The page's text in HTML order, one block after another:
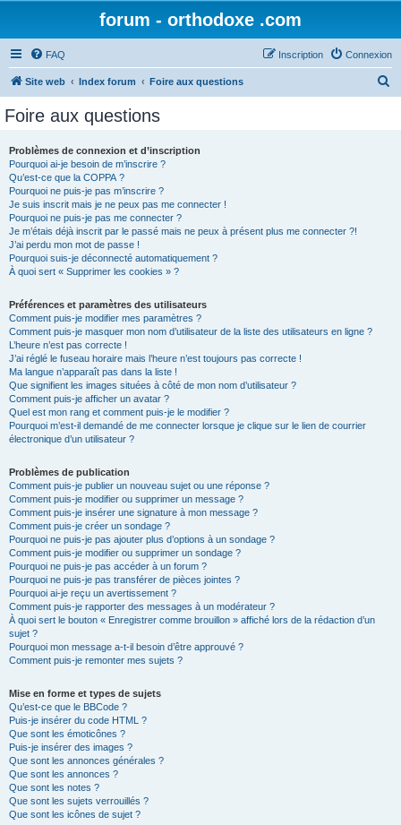
forum - orthodoxe .com
FAQ Connexion
Inscription
Site web Index forum Foire aux questions
Foire aux questions
Problèmes de connexion et d’inscription
Pourquoi ai-je besoin de m’inscrire ?
Qu’est-ce que la COPPA ?
Pourquoi ne puis-je pas m’inscrire ?
Je suis inscrit mais je ne peux pas me connecter !
Pourquoi ne puis-je pas me connecter ?
Je m’étais déjà inscrit par le passé mais ne peux à présent plus me connecter ?!
J’ai perdu mon mot de passe !
Pourquoi suis-je déconnecté automatiquement ?
À quoi sert « Supprimer les cookies » ?
Préférences et paramètres des utilisateurs
Comment puis-je modifier mes paramètres ?
Comment puis-je masquer mon nom d’utilisateur de la liste des utilisateurs en ligne ?
L’heure n’est pas correcte !
J’ai réglé le fuseau horaire mais l’heure n’est toujours pas correcte !
Ma langue n’apparaît pas dans la liste !
Que signifient les images situées à côté de mon nom d’utilisateur ?
Comment puis-je afficher un avatar ?
Quel est mon rang et comment puis-je le modifier ?
Pourquoi m’est-il demandé de me connecter lorsque je clique sur le lien de courrier
électronique d’un utilisateur ?
Problèmes de publication
Comment puis-je publier un nouveau sujet ou une réponse ?
Comment puis-je modifier ou supprimer un message ?
Comment puis-je insérer une signature à mon message ?
Comment puis-je créer un sondage ?
Pourquoi ne puis-je pas ajouter plus d’options à un sondage ?
Comment puis-je modifier ou supprimer un sondage ?
Pourquoi ne puis-je pas accéder à un forum ?
Pourquoi ne puis-je pas transférer de pièces jointes ?
Pourquoi ai-je reçu un avertissement ?
Comment puis-je rapporter des messages à un modérateur ?
À quoi sert le bouton « Enregistrer comme brouillon » affiché lors de la rédaction d’un
sujet ?
Pourquoi mon message a-t-il besoin d’être approuvé ?
Comment puis-je remonter mes sujets ?
Mise en forme et types de sujets
Qu’est-ce que le BBCode ?
Puis-je insérer du code HTML ?
Que sont les émoticônes ?
Puis-je insérer des images ?
Que sont les annonces générales ?
Que sont les annonces ?
Que sont les notes ?
Que sont les sujets verrouillés ?
Que sont les icônes de sujet ?